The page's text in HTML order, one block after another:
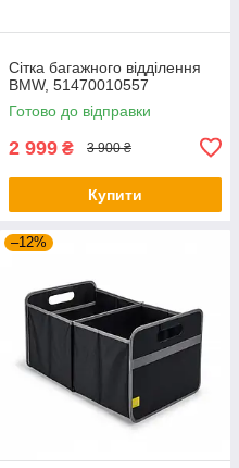
Сітка багажного відділення
BMW, 51470010557
Готово до відправки
2 999 ₴ 3 900 ₴
Купити
–12%